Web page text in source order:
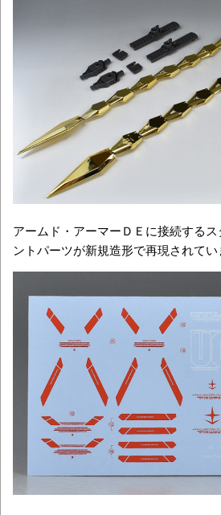
アームド・アーマーＤＥに接続する
ントパーツが新規造形で再現されてい